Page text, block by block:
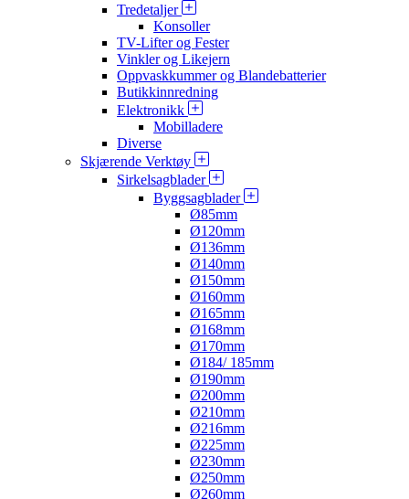
Tredetaljer
Konsoller
TV-Lifter og Fester
Vinkler og Likejern
Oppvaskkummer og Blandebatterier
Butikkinnredning
Elektronikk
Mobilladere
Diverse
Skjærende Verktøy
Sirkelsagblader
Byggsagblader
Ø85mm
Ø120mm
Ø136mm
Ø140mm
Ø150mm
Ø160mm
Ø165mm
Ø168mm
Ø170mm
Ø184/ 185mm
Ø190mm
Ø200mm
Ø210mm
Ø216mm
Ø225mm
Ø230mm
Ø250mm
Ø260mm